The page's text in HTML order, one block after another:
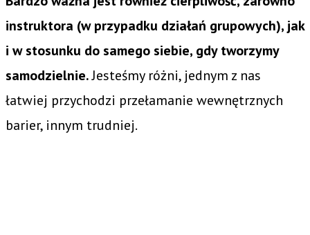
instruktora (w przypadku działań grupowych), jak
i w stosunku do samego siebie, gdy tworzymy
samodzielnie.Jesteśmy różni, jednym z nas
łatwiej przychodzi przełamanie wewnętrznych
barier, innym trudniej.